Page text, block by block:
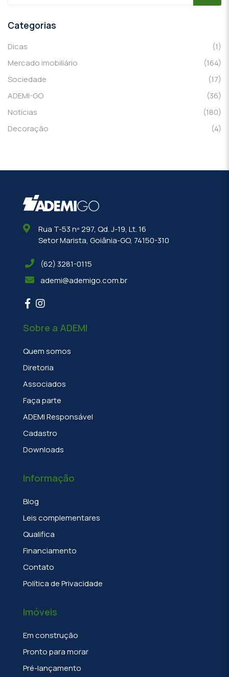
Categorias
Dicas
(1)
Mercado imobiliário
(164)
Sociedade
(17)
ADEMI-GO
(36)
Notícias
(180)
Decoração
(4)
Rua T-53 nº 297, Qd. J-19, Lt. 16
Setor Marista, Goiânia-GO, 74150-310
(62) 3281-0115
ademi@ademigo.com.br
Sobre a ADEMI
Quem somos
Diretoria
Associados
Faça parte
ADEMI Responsável
Cadastro
Downloads
Informação
Blog
Leis complementares
Qualifica
Financiamento
Contato
Política de Privacidade
Imóveis
Em construção
Pronto para morar
Pré-lançamento